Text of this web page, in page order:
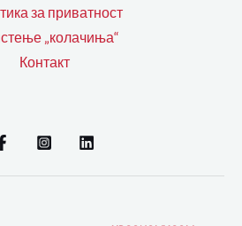
за приватност
„колачиња“
Контакт